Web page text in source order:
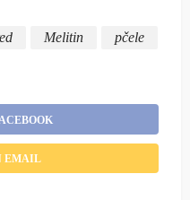
Melitin
pčele
EMAIL